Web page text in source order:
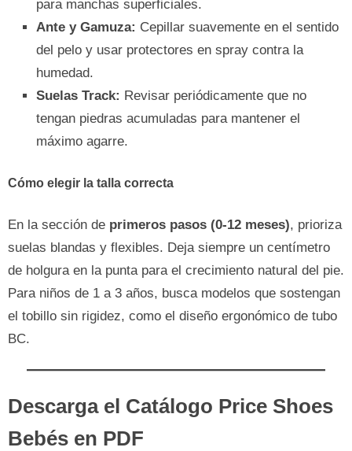
para manchas superficiales.
Ante y Gamuza: Cepillar suavemente en el sentido
del pelo y usar protectores en spray contra la
humedad.
Suelas Track: Revisar periódicamente que no
tengan piedras acumuladas para mantener el
máximo agarre.
Cómo elegir la talla correcta
En la sección de primeros pasos (0-12 meses), prioriza
suelas blandas y flexibles. Deja siempre un centímetro
de holgura en la punta para el crecimiento natural del pie.
Para niños de 1 a 3 años, busca modelos que sostengan
el tobillo sin rigidez, como el diseño ergonómico de tubo
BC.
Descarga el Catálogo Price Shoes
Bebés en PDF